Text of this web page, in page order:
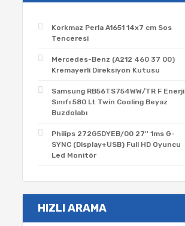
Korkmaz Perla A1651 14x7 cm Sos
Tenceresi
Mercedes-Benz (A212 460 37 00)
Kremayerli Direksiyon Kutusu
Samsung RB56TS754WW/TR F Enerji
Sınıfı 580 Lt Twin Cooling Beyaz
Buzdolabı
Philips 272G5DYEB/00 27'' 1ms G-
SYNC (Display+USB) Full HD Oyuncu
Led Monitör
HIZLI ARAMA